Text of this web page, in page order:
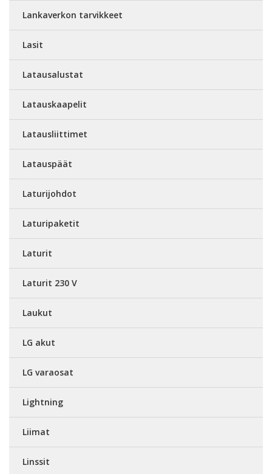
Lankaverkon tarvikkeet
Lasit
Latausalustat
Latauskaapelit
Latausliittimet
Latauspäät
Laturijohdot
Laturipaketit
Laturit
Laturit 230 V
Laukut
LG akut
LG varaosat
Lightning
Liimat
Linssit